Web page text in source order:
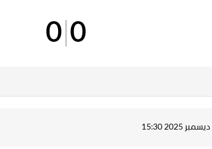
0
0